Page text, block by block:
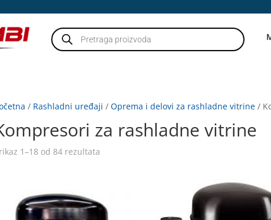
Products
search
/ Rashladni uređaji /Oprema i delovi za rashladne vitrine /
za rashladne vitrine
1–18 od 84 rezultata